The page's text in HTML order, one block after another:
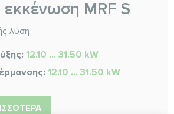
MRF S
λύση
12.10 ... 31.50 kW
12.10 ... 31.50 kW